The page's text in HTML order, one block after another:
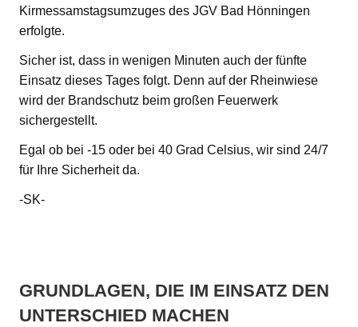
Kirmessamstagsumzuges des JGV Bad Hönningen
erfolgte.
Sicher ist, dass in wenigen Minuten auch der fünfte
Einsatz dieses Tages folgt. Denn auf der Rheinwiese
wird der Brandschutz beim großen Feuerwerk
sichergestellt.
Egal ob bei -15 oder bei 40 Grad Celsius, wir sind 24/7
für Ihre Sicherheit da.
-SK-
GRUNDLAGEN, DIE IM EINSATZ DEN
UNTERSCHIED MACHEN